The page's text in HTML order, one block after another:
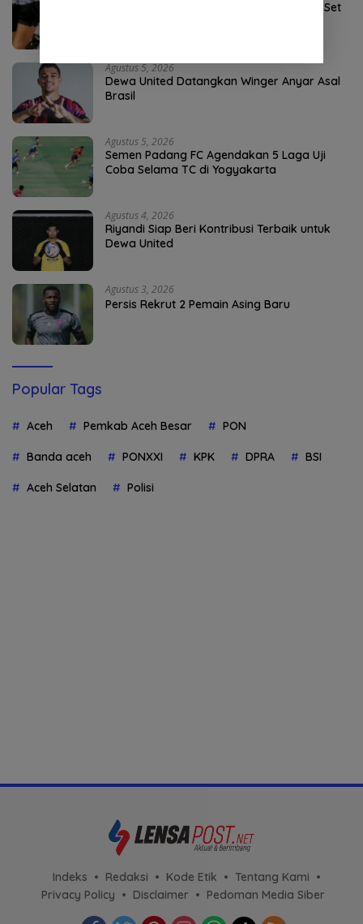
Persebaya Maksimalkan Open Play dan Set
Agustus 5, 2026
Dewa United Datangkan Winger Anyar Asal
Brasil
Agustus 5, 2026
Semen Padang FC Agendakan 5 Laga Uji
Coba Selama TC di Yogyakarta
Agustus 4, 2026
Riyandi Siap Beri Kontribusi Terbaik untuk
Dewa United
Agustus 3, 2026
Persis Rekrut 2 Pemain Asing Baru
Popular Tags
Aceh Pemkab Aceh Besar PON
Banda aceh PONXXI KPK DPRA BSI
Aceh Selatan Polisi
Indeks Redaksi Kode Etik
Tentang Kami
Privacy Policy
Disclaimer Pedoman Media Siber